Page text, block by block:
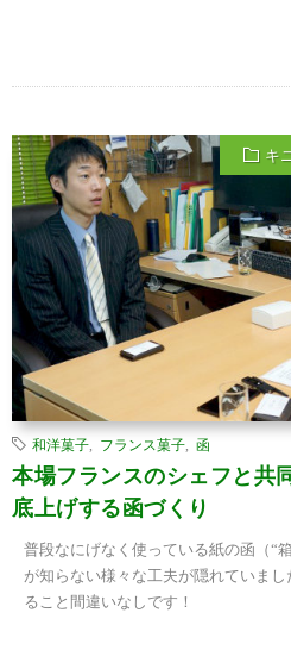
キ
和洋菓子 フランス菓子 函
本場フランスのシェフと共
底上げする函づくり
普段なにげなく使っている紙の函（“
が知らない様々な工夫が隠れていま
ること間違いなしです！